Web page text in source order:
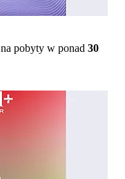
na pobyty w ponad 30